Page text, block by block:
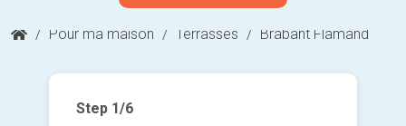
/ Pour ma maison / Terrasses / Brabant Flamand
Step 1/6